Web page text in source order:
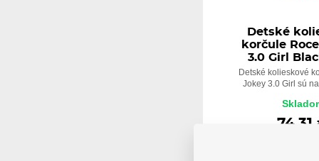
Detské
korčule
3.0 Girl
Detské kolieskové
Jokey 3.0 Girl sú
74,31